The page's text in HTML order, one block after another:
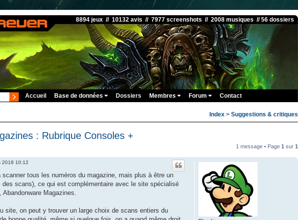
8894 jeux // 10132 avis // 7977 screenshots // 2008 musiques // 56 dossiers
Accueil Base de données Dossiers Membres Forum Contact
Index > Suggestions & critiques
: Rubrique Consoles +
1 message • Page 1 sur 1
2018 10:12
tous les numéros du magazine, mais plus à être un
des scans), ce qui est complémentaire avec le site spécialisé
Magazines.
site, on peut y trouver un large choix de scans entiers du